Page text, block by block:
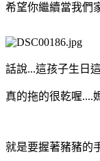
希望你繼續當我們
話說...這孩子生日
真的拖的很乾喔....
就是要握著豬豬的